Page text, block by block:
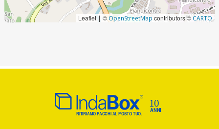
Leaflet | © OpenStreetMap contributors ©CARTO